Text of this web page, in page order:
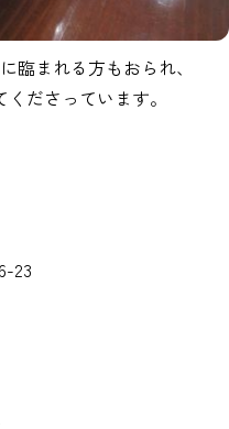
に臨まれる方もおられ、
ださっています。
23